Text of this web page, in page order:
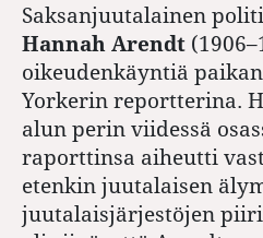
Saksanjuutalainen
Hannah Arendt
oikeudenkäyntiä
Yorkerin reportterina.
alun perin viidessä
raporttinsa aiheutti
etenkin juutalaisen
juutalaisjärjestöjen